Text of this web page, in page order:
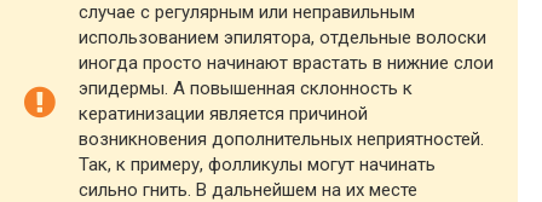
случае с регулярным или неправильным
использованием эпилятора, отдельные волоски
иногда просто начинают врастать в нижние слои
эпидермы. А повышенная склонность к
кератинизации является причиной
возникновения дополнительных неприятностей.
Так, к примеру, фолликулы могут начинать
сильно гнить. В дальнейшем на их месте